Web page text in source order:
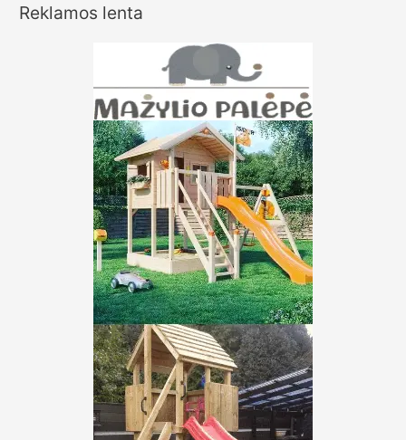
–
Reklamos lenta